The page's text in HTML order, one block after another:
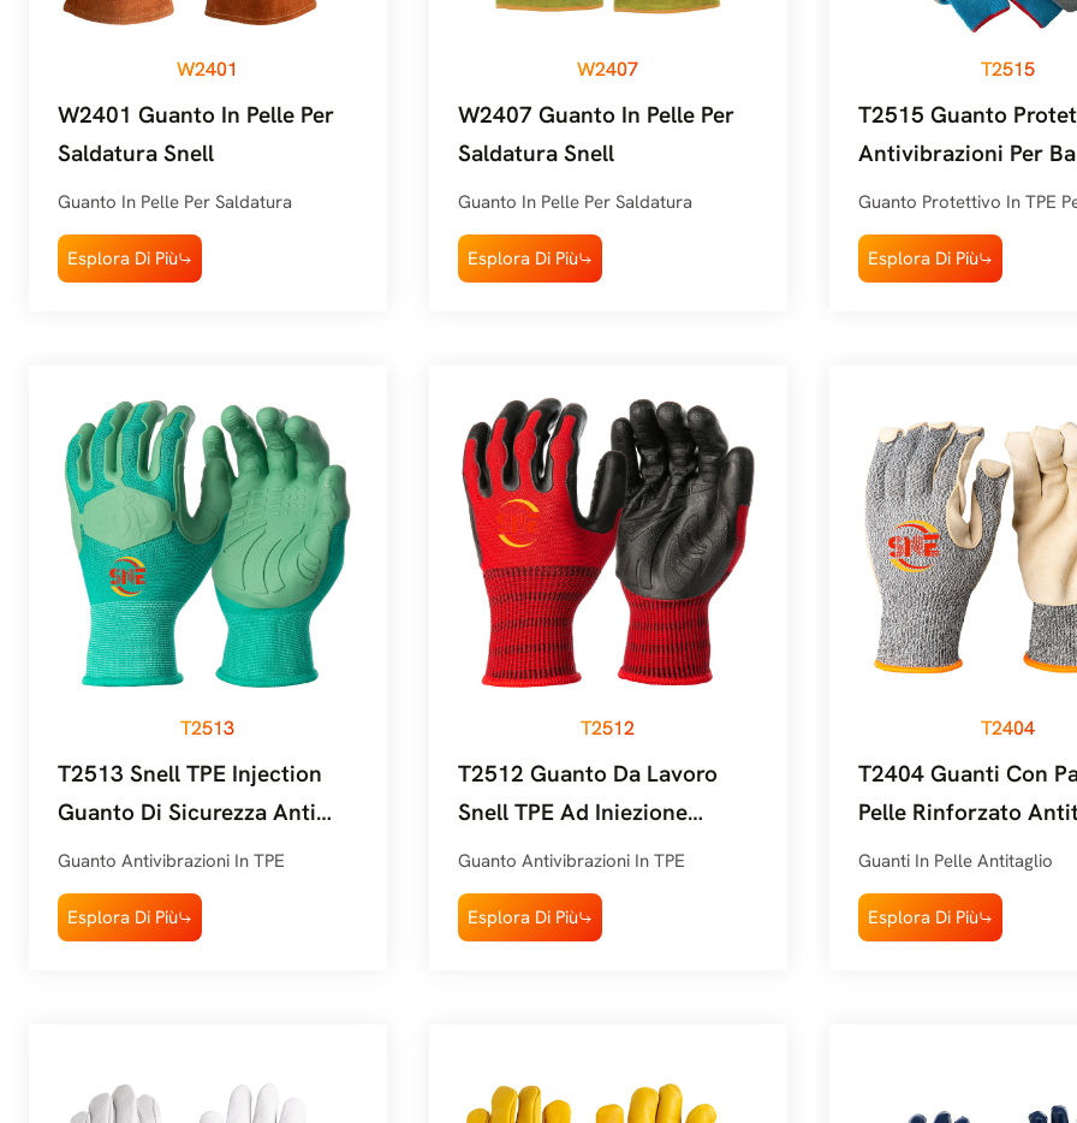
W2401
W2401 Guanto In Pelle Per
Saldatura Snell
Guanto In Pelle Per Saldatura
Esplora Di Più
W2407
W2407 Guanto In Pelle Per
Saldatura Snell
Guanto In Pelle Per Saldatura
Esplora Di Più
T2515
T2515 Guanto
Antivibrazioni Per
Con Iniezione Di
Guanto Protettivo In TPE
Esplora Di Più
T2513
T2513 Snell TPE Injection
Guanto Di Sicurezza Anti
Vibrazione E Antiabrasione
Guanto Antivibrazioni In TPE
Esplora Di Più
T2512
T2512 Guanto Da Lavoro
Snell TPE Ad Iniezione
Resistente Alle Vibrazioni
Con Presa Forte
Guanto Antivibrazioni In TPE
Esplora Di Più
T2404
T2404 Guanti Con
Pelle Rinforzato
Snell
Guanti In Pelle Antitaglio
Esplora Di Più